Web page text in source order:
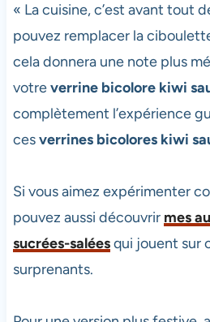
« La cuisine, c’est avant tout
pouvez remplacer la
cela donnera une note plus
votreverrine bicolore kiwi
complètement l’expérience
cesverrines bicolores kiwi
Si vous aimez expérimenter
pouvez aussi découvrir mes
sucrées-saléesqui jouent sur
surprenants.